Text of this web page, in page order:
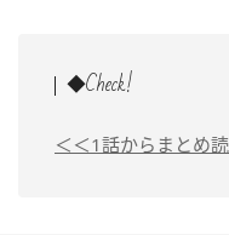
◆Check!
＜＜1話からまとめ